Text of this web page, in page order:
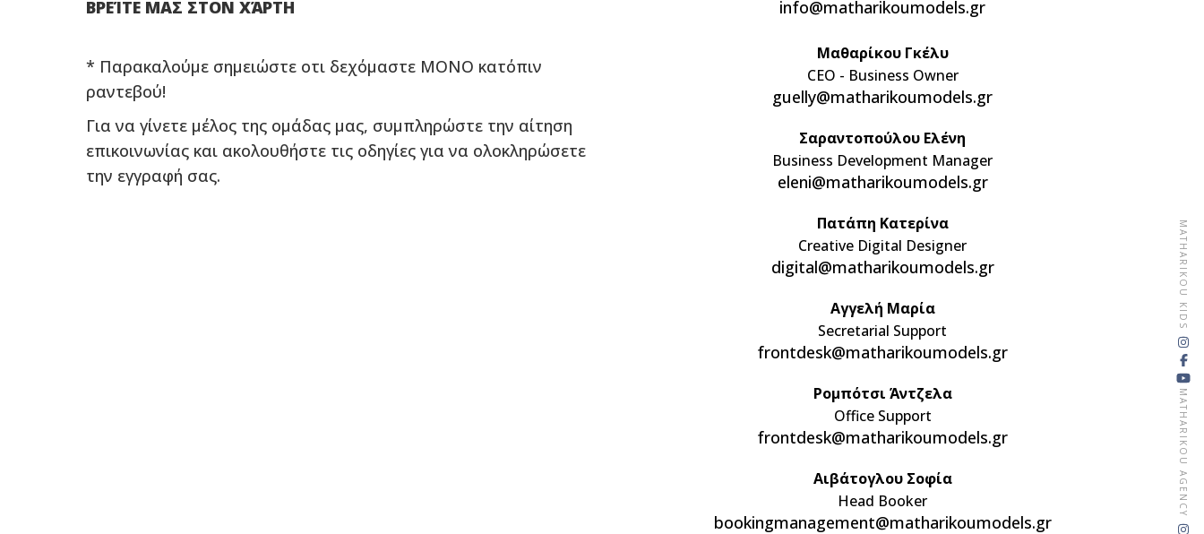
ΕΠΙΚΟΙΝΩΝΙΑ
ΒΡΕΊΤΕ ΜΑΣ ΣΤΟΝ ΧΆΡΤΗ
* Παρακαλούμε σημειώστε οτι δεχόμαστε ΜΟΝΟ κατόπιν
ραντεβού!
Για να γίνετε μέλος της ομάδας μας, συμπληρώστε την αίτηση
επικοινωνίας και ακολουθήστε τις οδηγίες για να ολοκληρώσετε
την εγγραφή σας.
info@matharikoumodels.gr
Μαθαρίκου Γκέλυ
CEO - Business Owner
guelly@matharikoumodels.gr
Σαραντοπούλου Ελένη
Business Development Manager
eleni@matharikoumodels.gr
Πατάπη Κατερίνα
Creative Digital Designer
digital@matharikoumodels.gr
Αγγελή Μαρία
Secretarial Support
frontdesk@matharikoumodels.gr
Ρομπότσι Άντζελα
Office Support
frontdesk@matharikoumodels.gr
Αιβάτογλου Σοφία
Head Booker
bookingmanagement@matharikoumodels.gr
MATHARIKOU KIDS
MATHARIKOU AGENCY